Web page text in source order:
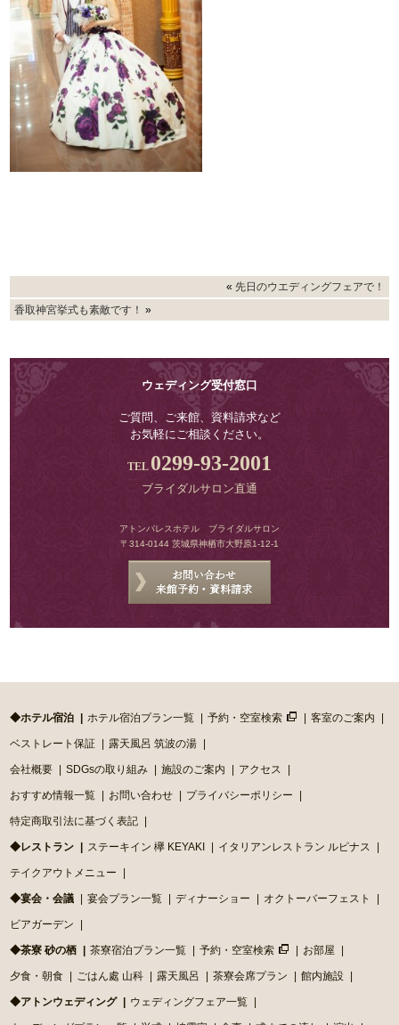
« 先日のウエディングフェアで！
香取神宮挙式も素敵です！ »
ウェディング受付窓口
ご質問、ご来館、資料請求など
お気軽にご相談ください。
0299-93-2001
ブライダルサロン直通
アトンパレスホテル ブライダルサロン
〒314-0144 茨城県神栖市大野原1-12-1
◆ホテル宿泊 ホテル宿泊プラン一覧 予約・空室検索 客室のご案内
ベストレート保証 露天風呂 筑波の湯
会社概要 SDGsの取り組み 施設のご案内 アクセス
おすすめ情報一覧 お問い合わせ プライバシーポリシー
特定商取引法に基づく表記
◆レストラン ステーキイン 欅 KEYAKI イタリアンレストラン ルピナス
テイクアウトメニュー
◆宴会・会議 宴会プラン一覧 ディナーショー オクトーバーフェスト
ビアガーデン
◆茶寮 砂の栖 茶寮宿泊プラン一覧 予約・空室検索 お部屋
夕食・朝食 ごはん處 山科 露天風呂 茶寮会席プラン 館内施設
◆アトンウェディング ウェディングフェア一覧